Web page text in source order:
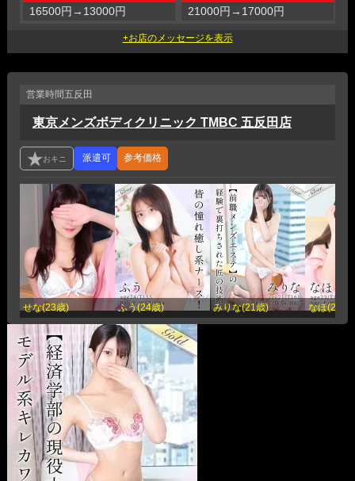
16500円 → 13000円
21000円 → 17000円
営業時間五反田
東京メンズボディクリニック TMBC 五反田店
参考価格
せな(23歳) ふう(24歳) みりな(21歳) なほ(23歳)